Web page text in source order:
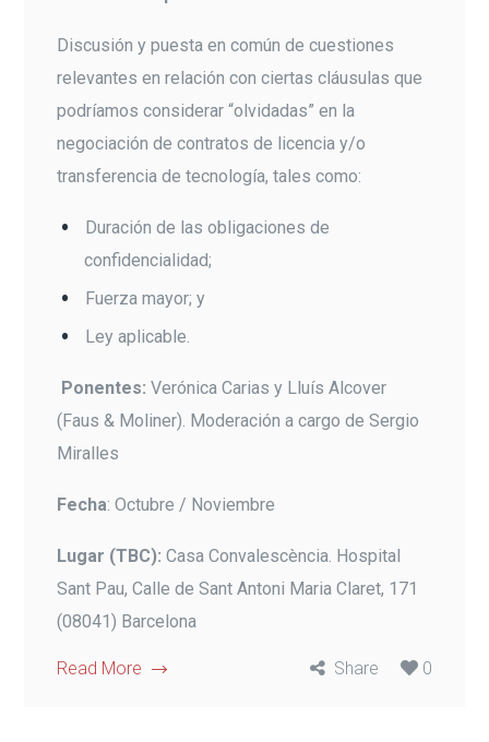
Discusión y puesta en común de cuestiones
relevantes en relación con ciertas cláusulas que
podríamos considerar “olvidadas” en la
negociación de contratos de licencia y/o
transferencia de tecnología, tales como:
Duración de las obligaciones de
confidencialidad;
Fuerza mayor; y
Ley aplicable.
Ponentes: Verónica Carias y Lluís Alcover
(Faus & Moliner). Moderación a cargo de Sergio
Miralles
Fecha: Octubre / Noviembre
Lugar (TBC): Casa Convalescència. Hospital
Sant Pau, Calle de Sant Antoni Maria Claret, 171
(08041) Barcelona
Read More Share 0